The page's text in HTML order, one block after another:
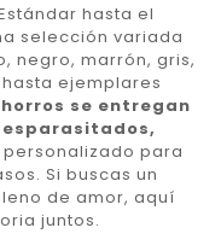
hasta el
selección variada
negro, marrón, gris,
ejemplares
se entregan
para
Si buscas un
de amor, aquí
juntos.